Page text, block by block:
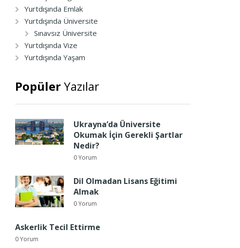
Yurtdışında Emlak
Yurtdışında Üniversite
Sınavsız Üniversite
Yurtdışında Vize
Yurtdışında Yaşam
PopülerYazılar
Ukrayna’da Üniversite
Okumak İçin Gerekli Şartlar
Nedir?
0 Yorum
Dil Olmadan Lisans Eğitimi
Almak
0 Yorum
Askerlik Tecil Ettirme
0 Yorum